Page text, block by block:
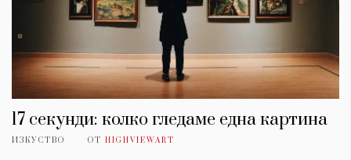
17 секунди: колко гледаме една картина
ИЗКУСТВО ОТ HIGHVIEWART